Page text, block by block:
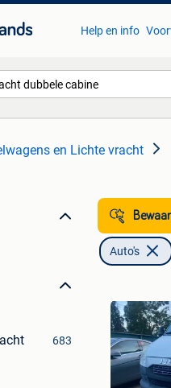
Help en info
en Lichte vracht
683
Auto's